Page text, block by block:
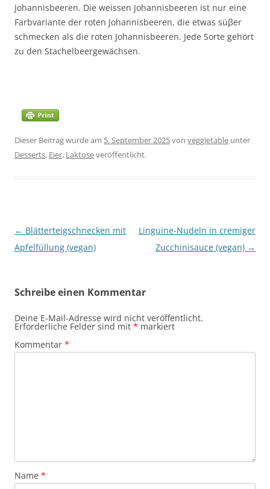
Johannisbeeren. Die weissen Johannisbeeren ist nur eine
Farbvariante der roten Johannisbeeren, die etwas süβer
schmecken als die roten Johannisbeeren. Jede Sorte gehört
zu den Stachelbeergewächsen.
Dieser Beitrag wurde am 5. September 2025von veggietable unter
Desserts, Eier, Laktoseveröffentlicht.
Beitragsnavigation
← Blätterteigschnecken mit
Apfelfüllung (vegan)
Linguine-Nudeln in cremiger
Zucchinisauce (vegan) →
Schreibe einen Kommentar
Deine E-Mail-Adresse wird nicht veröffentlicht.
Erforderliche Felder sind mit * markiert
Kommentar *
Name *